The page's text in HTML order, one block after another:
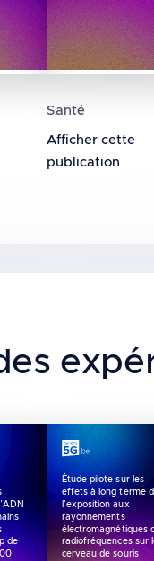
Santé
Afficher cette
publication
de
Étude pilote sur les
effets à long terme
l’exposition aux
rayonnements
électromagnétiques
radiofréquences sur
cerveau de souris